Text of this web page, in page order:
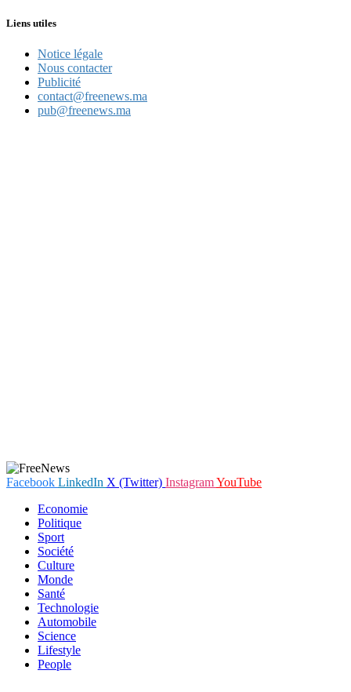
Liens utiles
Notice légale
Nous contacter
Publicité
contact@freenews.ma
pub@freenews.ma
Facebook LinkedIn X (Twitter) InstagramYouTube
Economie
Politique
Sport
Société
Culture
Monde
Santé
Technologie
Automobile
Science
Lifestyle
People